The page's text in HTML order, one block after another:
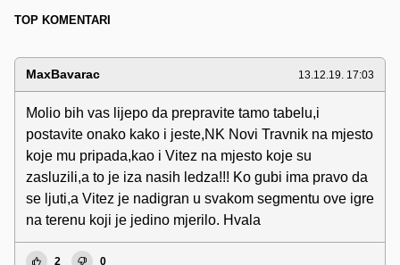
TOP KOMENTARI
MaxBavarac 13.12.19. 17:03
Molio bih vas lijepo da prepravite tamo tabelu,i
postavite onako kako i jeste,NK Novi Travnik na mjesto
koje mu pripada,kao i Vitez na mjesto koje su
zasluzili,a to je iza nasih ledza!!! Ko gubi ima pravo da
se ljuti,a Vitez je nadigran u svakom segmentu ove igre
na terenu koji je jedino mjerilo. Hvala
2 0